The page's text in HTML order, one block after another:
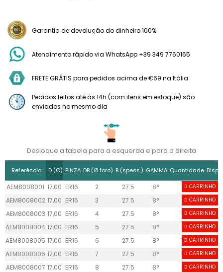
Garantia de devolução do dinheiro 100%
Atendimento rápido via WhatsApp +39 349 7760165
FRETE GRÁTIS para pedidos acima de €69 na Itália
Pedidos feitos até às 14h (com itens em estoque) são
enviados no mesmo dia
Desloque a tabela para a esquerda e para a direita
Referência D (Ø) PINZA DB (Ø foro) B (spess.) GAMMA Quantidade
AEM8008001 17,00 ER16 2 27.5 8° 9 CARRINHO
AEM8008002 17,00 ER16 3 27.5 8° 10 CARRINHO
AEM8008003 17,00 ER16 4 27.5 8° 10+CARRINHO
AEM8008004 17,00 ER16 5 27.5 8° 9 CARRINHO
AEM8008005 17,00 ER16 6 27.5 8° 10+CARRINHO
AEM8008006 17,00 ER16 7 27.5 8° 10+CARRINHO
AEM8008007 17,00 ER16 8 27.5 8° 6 CARRINHO